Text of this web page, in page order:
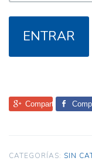
Comparte
CATEGORÍAS: SIN